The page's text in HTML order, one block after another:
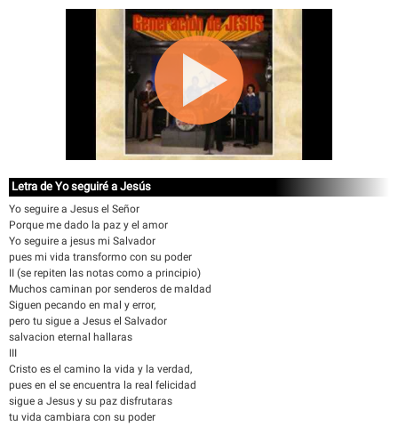
Letra de Yo seguiré a Jesús
Yo seguire a Jesus el Señor
Porque me dado la paz y el amor
Yo seguire a jesus mi Salvador
pues mi vida transformo con su poder
II (se repiten las notas como a principio)
Muchos caminan por senderos de maldad
Siguen pecando en mal y error,
pero tu sigue a Jesus el Salvador
salvacion eternal hallaras
III
Cristo es el camino la vida y la verdad,
pues en el se encuentra la real felicidad
sigue a Jesus y su paz disfrutaras
tu vida cambiara con su poder